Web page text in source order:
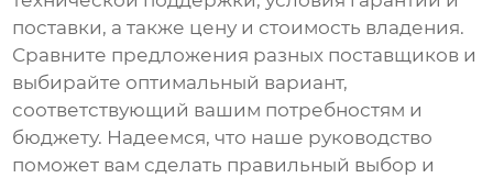
поставки, а также цену и стоимость владения.
Сравните предложения разных поставщиков и
выбирайте оптимальный вариант,
соответствующий вашим потребностям и
бюджету. Надеемся, что наше руководство
поможет вам сделать правильный выбор и